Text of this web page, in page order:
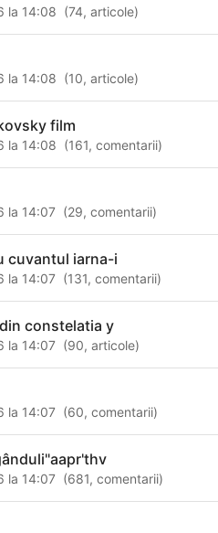
la 14:08 (74,articole)
la 14:08 (10,articole)
film
la 14:08 (161,comentarii)
la 14:07 (29,comentarii)
cuvantul iarna-i
la 14:07 (131,comentarii)
constelatia y
la 14:07 (90,articole)
la 14:07 (60,comentarii)
la 14:07 (681,comentarii)